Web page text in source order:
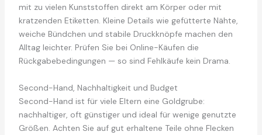
mit zu vielen Kunststoffen direkt am Körper oder mit
kratzenden Etiketten. Kleine Details wie gefütterte Nähte,
weiche Bündchen und stabile Druckknöpfe machen den
Alltag leichter. Prüfen Sie bei Online-Käufen die
Rückgabebedingungen — so sind Fehlkäufe kein Drama.
Second-Hand, Nachhaltigkeit und Budget
Second-Hand ist für viele Eltern eine Goldgrube:
nachhaltiger, oft günstiger und ideal für wenige genutzte
Größen. Achten Sie auf gut erhaltene Teile ohne Flecken